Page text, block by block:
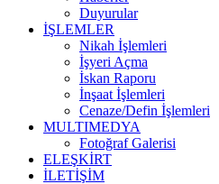
Duyurular
İŞLEMLER
Nikah İşlemleri
İşyeri Açma
İskan Raporu
İnşaat İşlemleri
Cenaze/Defin İşlemleri
MULTIMEDYA
Fotoğraf Galerisi
ELEŞKİRT
İLETİŞİM